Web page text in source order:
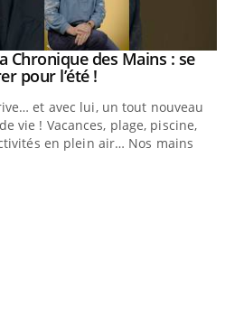
Chronique des Mains : se
pour l’été !Youtube
et avec lui, un tout nouveau
vie ! Vacances, plage, piscine,
en plein air… Nos mains